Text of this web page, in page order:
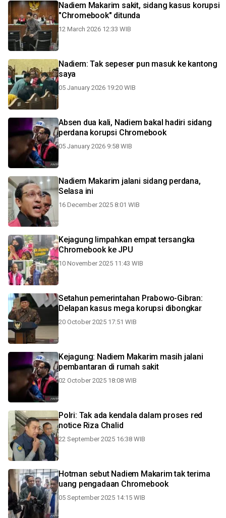
Nadiem Makarim sakit, sidang kasus korupsi
"Chromebook" ditunda
12 March 2026 12:33 WIB
Nadiem: Tak sepeser pun masuk ke kantong
saya
05 January 2026 19:20 WIB
Absen dua kali, Nadiem bakal hadiri sidang
perdana korupsi Chromebook
05 January 2026 9:58 WIB
Nadiem Makarim jalani sidang perdana,
Selasa ini
16 December 2025 8:01 WIB
Kejagung limpahkan empat tersangka
Chromebook ke JPU
10 November 2025 11:43 WIB
Setahun pemerintahan Prabowo-Gibran:
Delapan kasus mega korupsi dibongkar
20 October 2025 17:51 WIB
Kejagung: Nadiem Makarim masih jalani
pembantaran di rumah sakit
02 October 2025 18:08 WIB
Polri: Tak ada kendala dalam proses red
notice Riza Chalid
22 September 2025 16:38 WIB
Hotman sebut Nadiem Makarim tak terima
uang pengadaan Chromebook
05 September 2025 14:15 WIB